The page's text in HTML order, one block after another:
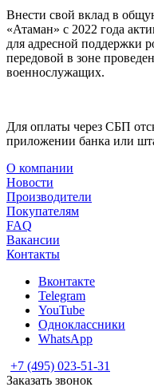
Внести свой вклад в
«Атаман» с 2022 года
для адресной поддержки
передовой в зоне
военнослужащих.
Для оплаты через СБП
приложении банка или
О компании
Новости
Производители
Покупателям
FAQ
Вакансии
Контакты
Вконтакте
Telegram
YouTube
Одноклассники
WhatsApp
+7 (495) 023-51-31
Заказать звонок